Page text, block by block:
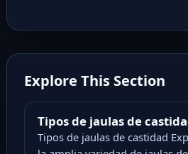
Explore This Section
Tipos de jaulas de
Tipos de jaulas de castidad